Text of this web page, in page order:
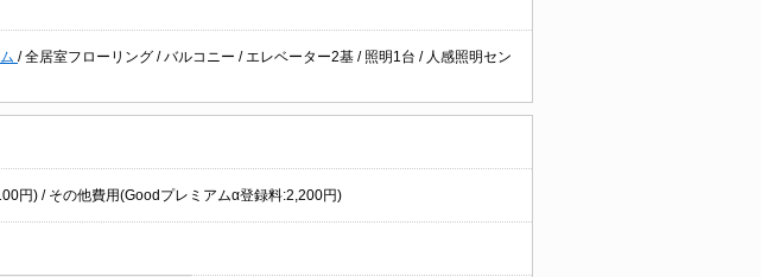
/全居室フローリング /バルコニー / エレベーター2基 / 照明1台 / 人感照明セン
円) / その他費用(Goodプレミアムα登録料:2,200円)